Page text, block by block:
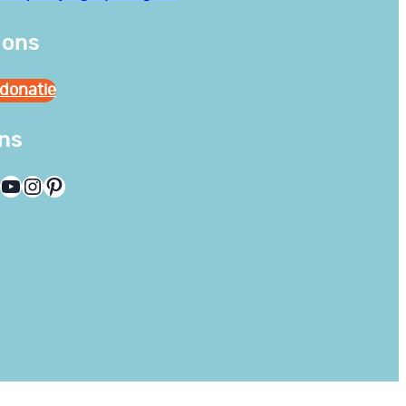
YouTube InstagramPinterest